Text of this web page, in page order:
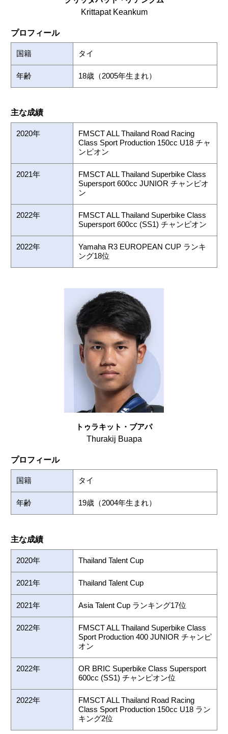
Krittapat Keankum
プロフィール
国籍 タイ
年齢 18歳（2005年生まれ）
主な成績
2020年
FMSCT ALL Thailand Road Racing
Class Sport Production 150cc U18 チャ
ンピオン
2021年
FMSCT ALL Thailand Superbike Class
Supersport 600cc JUNIOR チャンピオ
ン
2022年
FMSCT ALL Thailand Superbike Class
Supersport 600cc (SS1) チャンピオン
2022年
Yamaha R3 EUROPEAN CUP ランキ
ング18位
トゥラキット・ブアパ
Thurakij Buapa
プロフィール
国籍 タイ
年齢 19歳（2004年生まれ）
主な成績
2020年 Thailand Talent Cup
2021年 Thailand Talent Cup
2021年 Asia Talent Cup ランキング17位
2022年
FMSCT ALL Thailand Superbike Class
Sport Production 400 JUNIOR チャンピ
オン
2022年
OR BRIC Superbike Class Supersport
600cc (SS1) チャンピオン位
2022年
FMSCT ALL Thailand Road Racing
Class Sport Production 150cc U18 ラン
キング2位